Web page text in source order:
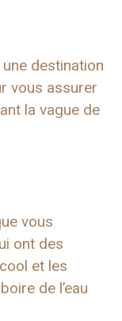
destination
vous assurer
la vague de
vous
ont des
et les
de l’eau